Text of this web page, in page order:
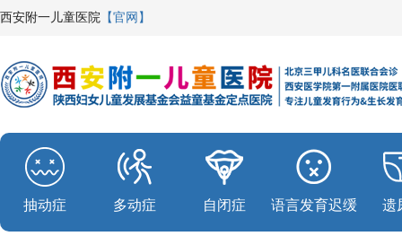
西安附一儿童医院 【官网】
抽动症 多动症 自闭症 语言发育迟缓 遗